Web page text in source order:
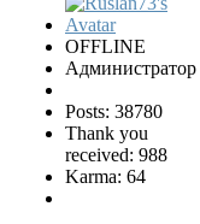
OFFLINE
Администратор
Posts: 38780
Thank you
received: 988
Karma: 64